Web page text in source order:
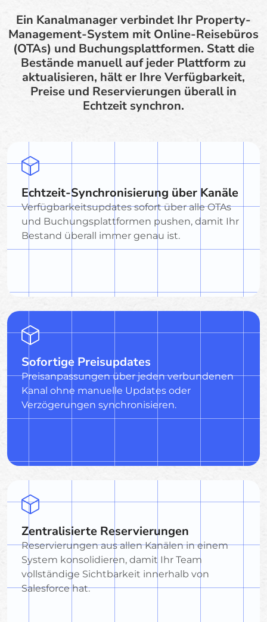
Ein Kanalmanager verbindet Ihr Property-
Management-System mit Online-Reisebüros
(OTAs) und Buchungsplattformen. Statt die
Bestände manuell auf jeder Plattform zu
aktualisieren, hält er Ihre Verfügbarkeit,
Preise und Reservierungen überall in
Echtzeit synchron.
Echtzeit-Synchronisierung über Kanäle
Verfügbarkeitsupdates sofort über alle OTAs
und Buchungsplattformen pushen, damit Ihr
Bestand überall immer genau ist.
Sofortige Preisupdates
Preisanpassungen über jeden verbundenen
Kanal ohne manuelle Updates oder
Verzögerungen synchronisieren.
Zentralisierte Reservierungen
Reservierungen aus allen Kanälen in einem
System konsolidieren, damit Ihr Team
vollständige Sichtbarkeit innerhalb von
Salesforce hat.